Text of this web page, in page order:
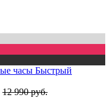
Быстрый
12 990 руб.